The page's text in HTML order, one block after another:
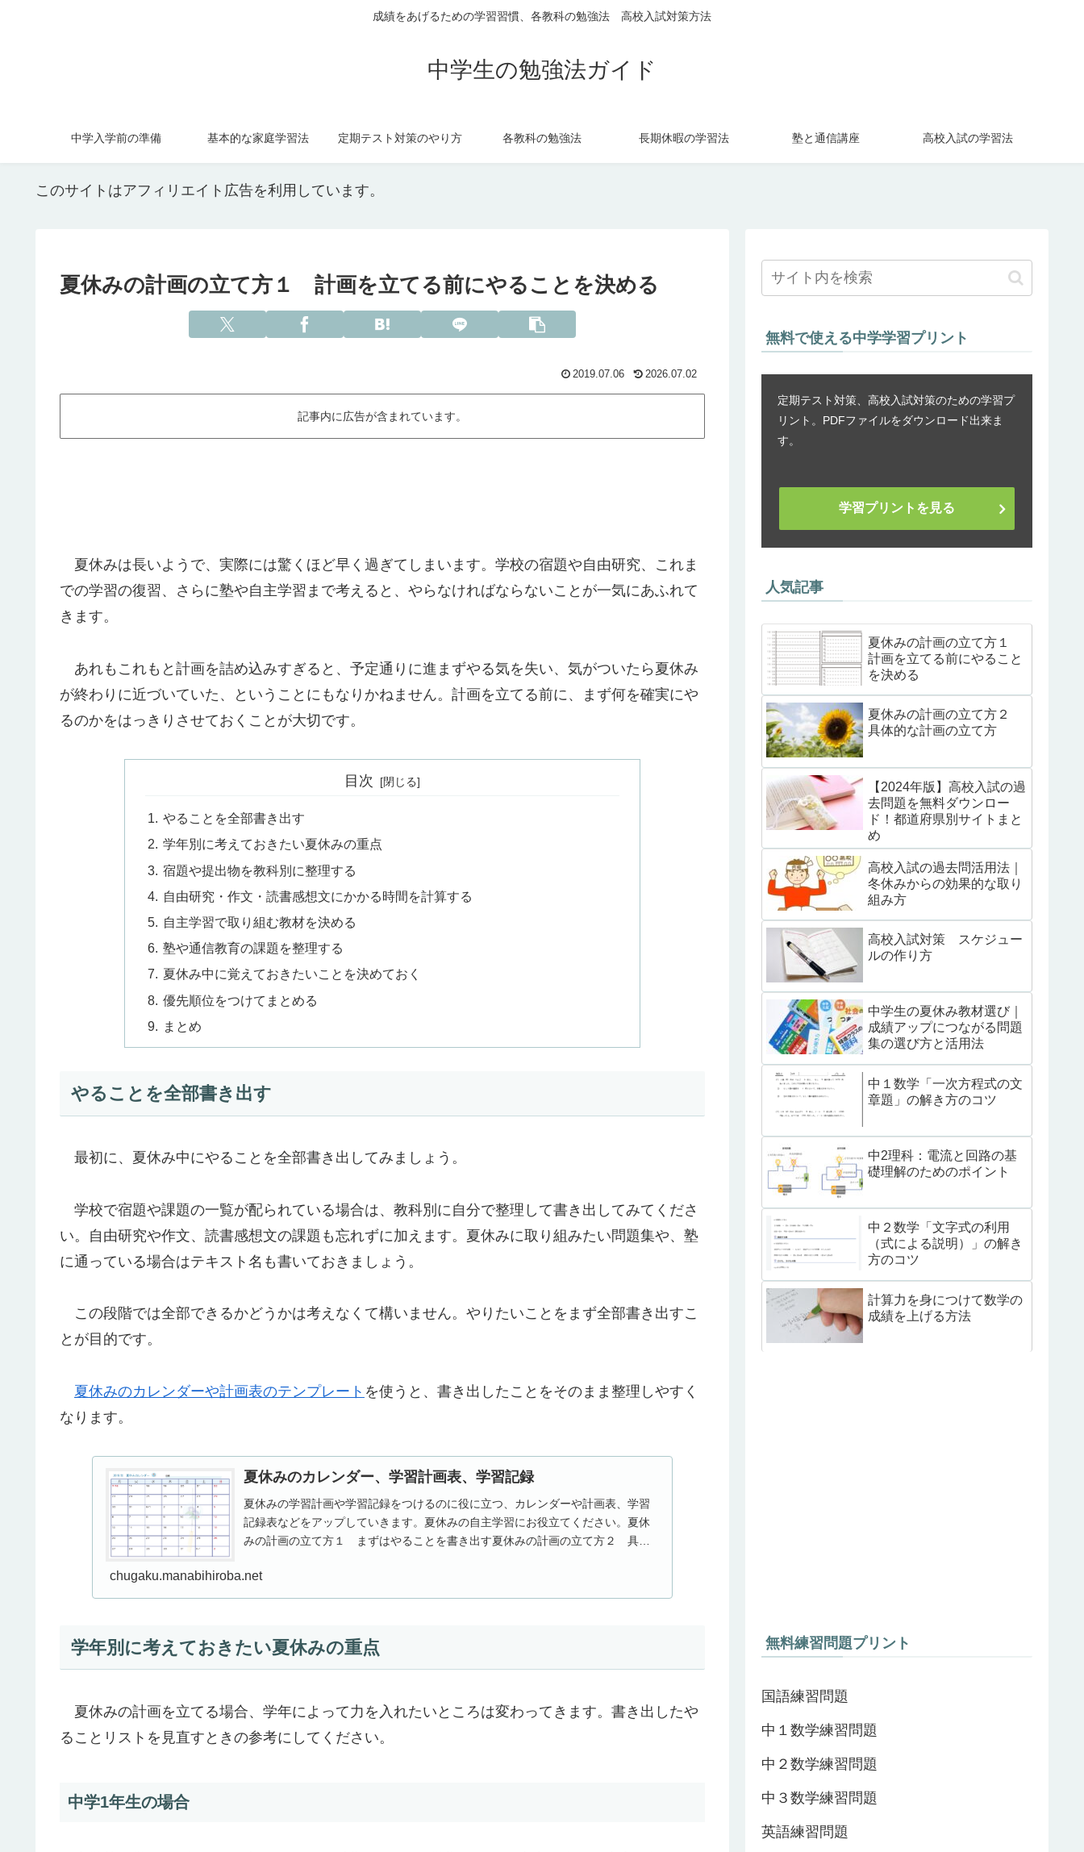
成績をあげるための学習習慣、各教科の勉強法 高校入試対策方法
中学生の勉強法ガイド
中学入学前の準備 基本的な家庭学習法 定期テスト対策のやり方 各教科の勉強法 長期休暇の学習法 塾と通信講座 高校入試の学習法
このサイトはアフィリエイト広告を利用しています。
夏休みの計画の立て方１ 計画を立てる前にやることを決める
2019.07.06 2026.07.02
記事内に広告が含まれています。
夏休みは長いようで、実際には驚くほど早く過ぎてしまいます。学校の宿題や自由研究、これま
での学習の復習、さらに塾や自主学習まで考えると、やらなければならないことが一気にあふれて
きます。
あれもこれもと計画を詰め込みすぎると、予定通りに進まずやる気を失い、気がついたら夏休み
が終わりに近づいていた、ということにもなりかねません。計画を立てる前に、まず何を確実にや
るのかをはっきりさせておくことが大切です。
目次
やることを全部書き出す
学年別に考えておきたい夏休みの重点
宿題や提出物を教科別に整理する
自由研究・作文・読書感想文にかかる時間を計算する
自主学習で取り組む教材を決める
塾や通信教育の課題を整理する
夏休み中に覚えておきたいことを決めておく
優先順位をつけてまとめる
まとめ
やることを全部書き出す
最初に、夏休み中にやることを全部書き出してみましょう。
学校で宿題や課題の一覧が配られている場合は、教科別に自分で整理して書き出してみてくださ
い。自由研究や作文、読書感想文の課題も忘れずに加えます。夏休みに取り組みたい問題集や、塾
に通っている場合はテキスト名も書いておきましょう。
この段階では全部できるかどうかは考えなくて構いません。やりたいことをまず全部書き出すこ
とが目的です。
夏休みのカレンダーや計画表のテンプレート を使うと、書き出したことをそのまま整理しやすく
なります。
夏休みのカレンダー、学習計画表、学習記録
夏休みの学習計画や学習記録をつけるのに役に立つ、カレンダーや計画表、学習
記録表などをアップしていきます。夏休みの自主学習にお役立てください。夏休
みの計画の立て方１ まずはやることを書き出す夏休みの計画の立て方２ 具体
chugaku.manabihiroba.net
学年別に考えておきたい夏休みの重点
夏休みの計画を立てる場合、学年によって力を入れたいところは変わってきます。書き出したや
ることリストを見直すときの参考にしてください。
中学1年生の場合
無料で使える中学学習プリント
定期テスト対策、高校入試対策のための学習プ
リント。PDFファイルをダウンロード出来ま
す。
学習プリントを見る
人気記事
夏休みの計画の立て方１
計画を立てる前にやること
を決める
夏休みの計画の立て方２
具体的な計画の立て方
【2024年版】高校入試の過
去問題を無料ダウンロー
ド！都道府県別サイトまと
め
高校入試の過去問活用法｜
冬休みからの効果的な取り
組み方
高校入試対策 スケジュー
ルの作り方
中学生の夏休み教材選び｜
成績アップにつながる問題
集の選び方と活用法
中１数学「一次方程式の文
章題」の解き方のコツ
中2理科：電流と回路の基
礎理解のためのポイント
中２数学「文字式の利用
（式による説明）」の解き
方のコツ
計算力を身につけて数学の
成績を上げる方法
無料練習問題プリント
国語練習問題
中１数学練習問題
中２数学練習問題
中３数学練習問題
英語練習問題